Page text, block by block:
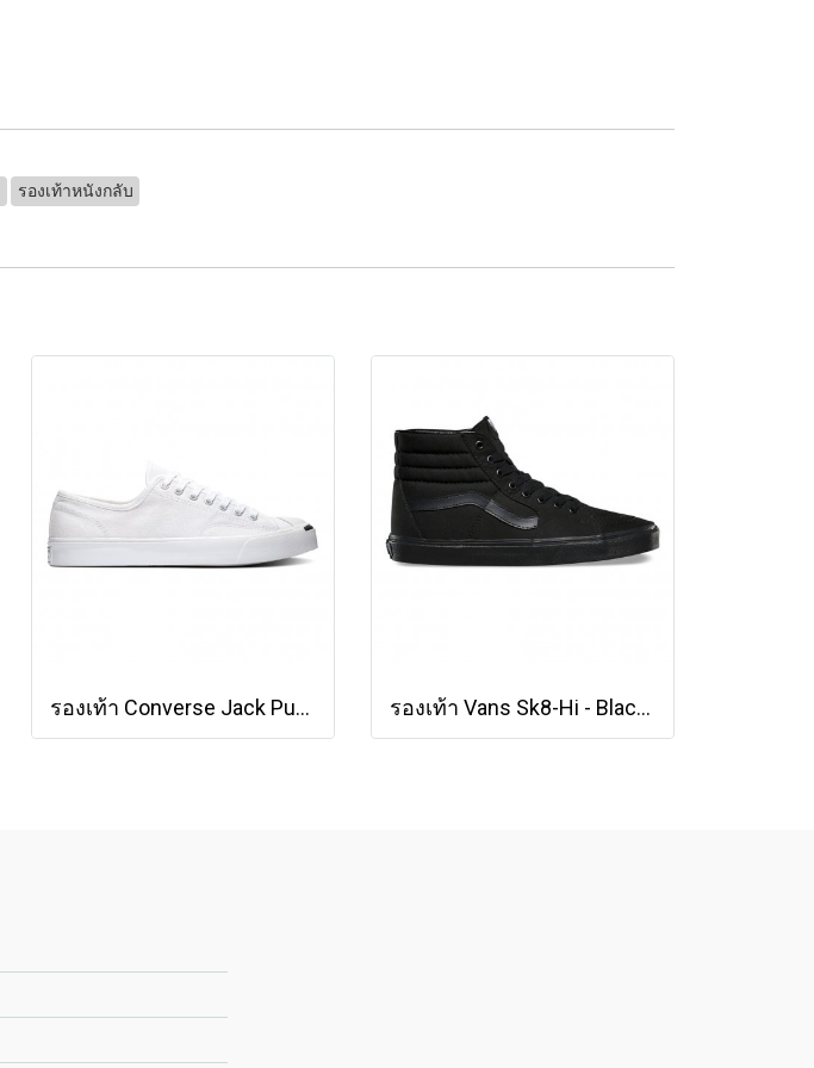
รองเท้าหนังกลับ
รองเท้า Converse Jack Purcell Cotton Ox - White [164057CWW] รองเท้า Vans Sk8-Hi - Black/Black/Black [VN000TS9BJ4]